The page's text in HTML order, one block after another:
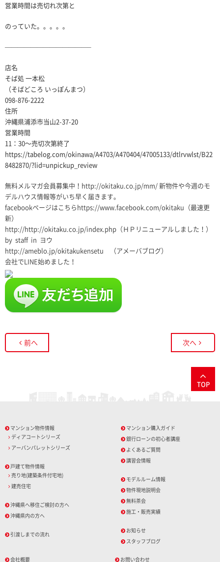
営業時間は売切れ次第と
のっていた。。。。。
—————————————–
店名
そば処 一本松
（そばどころ いっぽんまつ）
098-876-2222
住所
沖縄県浦添市当山2-37-20
営業時間
11：30〜売切次第終了
https://tabelog.com/okinawa/A4703/A470404/47005133/dtlrvwlst/B22
8482870/?lid=unpickup_review
無料メルマガ会員募集中！ http://okitaku.co.jp/mm/新物件や今週のモ
デルハウス情報等がいち早く届きます。
facebookページはこちらhttps://www.facebook.com/okitaku （最速更
新）
http://http://okitaku.co.jp/index.php （ＨＰリニューアルしました！）
by staff in ヨウ
http://ameblo.jp/okitakukensetu （アメーバブログ）
会社でLINE始めました！
次へ
前へ
TOP
マンション物件情報
ディアコートシリーズ
アーバンパレットシリーズ
戸建て物件情報
売り地(建築条件付宅地)
建売住宅
沖縄県へ移住ご検討の方へ
沖縄県内の方へ
引渡しまでの流れ
マンション購入ガイド
銀行ローンの初心者講座
よくあるご質問
講習会情報
モデルルーム情報
物件現地説明会
無料茶会
施工・販売実績
お知らせ
スタッフブログ
会社概要 お問い合わせ